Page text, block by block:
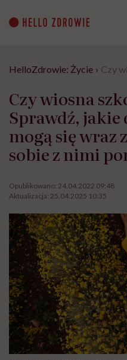
content
HelloZdrowie: Życie › Czy
Czy wiosna
Sprawdź,
mogą się wraz
sobie z nimi
Opublikowano: 24.04.2022 09:48
Aktualizacja: 25.04.2025 10:35